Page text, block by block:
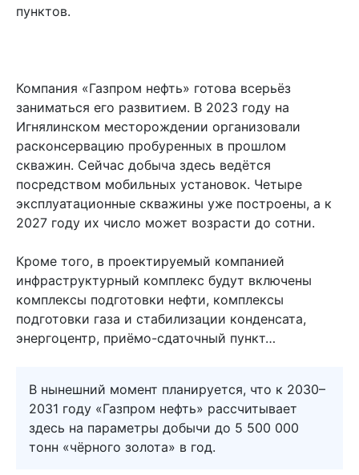
пунктов.
Компания «Газпром нефть» готова всерьёз
заниматься его развитием. В 2023 году на
Игнялинском месторождении организовали
расконсервацию пробуренных в прошлом
скважин. Сейчас добыча здесь ведётся
посредством мобильных установок. Четыре
эксплуатационные скважины уже построены, а к
2027 году их число может возрасти до сотни.
Кроме того, в проектируемый компанией
инфраструктурный комплекс будут включены
комплексы подготовки нефти, комплексы
подготовки газа и стабилизации конденсата,
энергоцентр, приёмо-сдаточный пункт…
В нынешний момент планируется, что к 2030–
2031 году «Газпром нефть» рассчитывает
здесь на параметры добычи до 5 500 000
тонн «чёрного золота» в год.